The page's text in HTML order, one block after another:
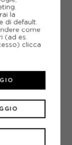
NOI
la
di default.
come
(ad es.
clicca